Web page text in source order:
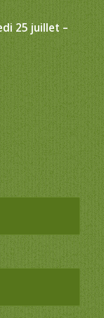
25 juillet –